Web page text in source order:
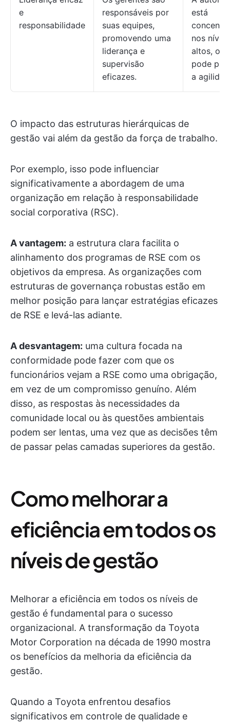
e
responsabilidade
responsáveis por
suas equipes,
promovendo uma
liderança e
supervisão
eficazes.
está
nos
altos, o
pode
a
O impacto das estruturas hierárquicas de
gestão vai além da gestão da força de trabalho.
Por exemplo, isso pode influenciar
significativamente a abordagem de uma
organização em relação à responsabilidade
social corporativa (RSC).
A vantagem: a estrutura clara facilita o
alinhamento dos programas de RSE com os
objetivos da empresa. As organizações com
estruturas de governança robustas estão em
melhor posição para lançar estratégias eficazes
de RSE e levá-las adiante.
A desvantagem: uma cultura focada na
conformidade pode fazer com que os
funcionários vejam a RSE como uma obrigação,
em vez de um compromisso genuíno. Além
disso, as respostas às necessidades da
comunidade local ou às questões ambientais
podem ser lentas, uma vez que as decisões têm
de passar pelas camadas superiores da gestão.
Como melhorar a
eficiência em todos os
níveis de gestão
Melhorar a eficiência em todos os níveis de
gestão é fundamental para o sucesso
organizacional. A transformação da Toyota
Motor Corporation na década de 1990 mostra
os benefícios da melhoria da eficiência da
gestão.
Quando a Toyota enfrentou desafios
significativos em controle de qualidade e